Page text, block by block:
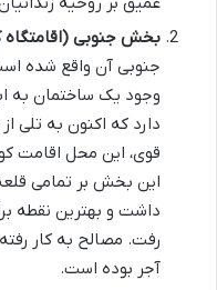
بخش جنوبی (اقامتگاه
جنوبی آن واقع شده
دارد که اکنون به تلی
قوی، این محل اقامت
این بخش بر تمامی
داشت و بهترین نقطه
رفت. مصالح به کار
آجر بوده است.